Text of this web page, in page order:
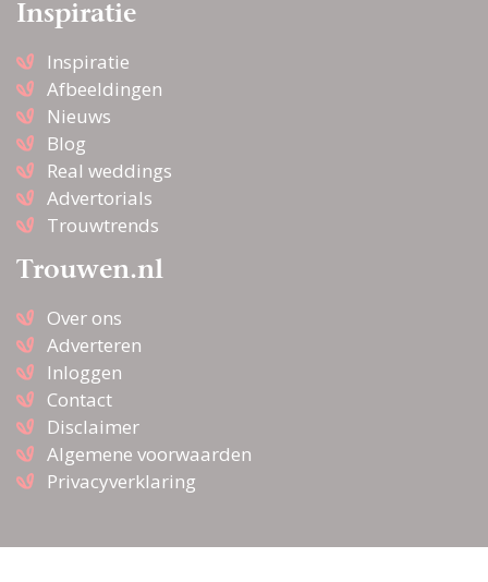
Inspiratie
Inspiratie
Afbeeldingen
Nieuws
Blog
Real weddings
Advertorials
Trouwtrends
Trouwen.nl
Over ons
Adverteren
Inloggen
Contact
Disclaimer
Algemene voorwaarden
Privacyverklaring